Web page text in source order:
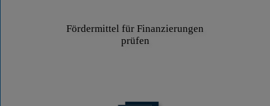
Fördermittel für Finanzierungen
prüfen